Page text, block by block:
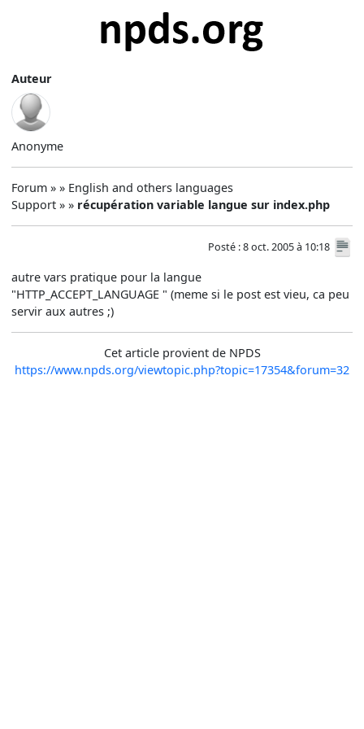
Auteur
Anonyme
Forum » » English and others languages
Support » » récupération variable langue sur index.php
Posté : 8 oct. 2005 à 10:18
autre vars pratique pour la langue
"HTTP_ACCEPT_LANGUAGE " (meme si le post est vieu, ca peu
servir aux autres ;)
Cet article provient de NPDS
https://www.npds.org/viewtopic.php?topic=17354&forum=32